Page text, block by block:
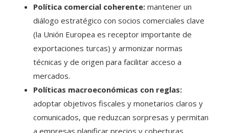
Política comercial coherente: mantener un
diálogo estratégico con socios comerciales clave
(la Unión Europea es receptor importante de
exportaciones turcas) y armonizar normas
técnicas y de origen para facilitar acceso a
mercados.
Políticas macroeconómicas con reglas:
adoptar objetivos fiscales y monetarios claros y
comunicados, que reduzcan sorpresas y permitan
a empresas planificar precios y coberturas